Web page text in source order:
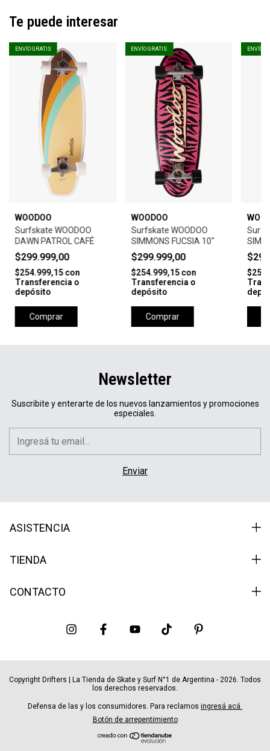
Te puede interesar
ENVÍO GRATIS
WOODOO
Surfskate WOODOO
DAWN PATROL CAFÉ
$299.999,00
$254.999,15con
Transferencia o
depósito
Comprar
ENVÍO GRATIS
WOODOO
Surfskate WOODOO
SIMMONS FUCSIA 10"
$299.999,00
$254.999,15con
Transferencia o
depósito
Comprar
ENVÍO
10"
Newsletter
Suscribite y enterarte de los nuevos lanzamientos y promociones
especiales.
ASISTENCIA
TIENDA
CONTACTO
Copyright Drifters | La Tienda de Skate y Surf N°1 de Argentina - 2026. Todos
los derechos reservados.
Defensa de las y los consumidores. Para reclamos ingresá acá.
Botón de arrepentimiento